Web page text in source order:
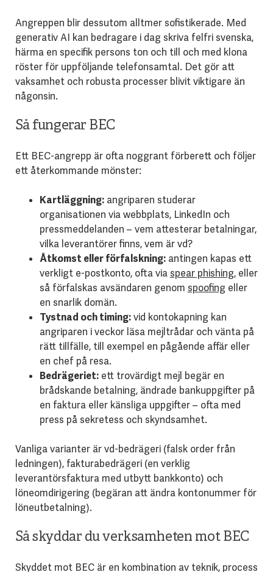
Angreppen blir dessutom alltmer sofistikerade. Med
generativ AI kan bedragare i dag skriva felfri svenska,
härma en specifik persons ton och till och med klona
röster för uppföljande telefonsamtal. Det gör att
vaksamhet och robusta processer blivit viktigare än
någonsin.
Så fungerar BEC
Ett BEC-angrepp är ofta noggrant förberett och följer
ett återkommande mönster:
Kartläggning:angriparen studerar
organisationen via webbplats, LinkedIn och
pressmeddelanden – vem attesterar betalningar,
vilka leverantörer finns, vem är vd?
Åtkomst eller förfalskning:antingen kapas ett
verkligt e-postkonto, ofta viaspear phishing, eller
så förfalskas avsändaren genom spoofing eller
en snarlik domän.
Tystnad och timing:vid kontokapning kan
angriparen i veckor läsa mejltrådar och vänta på
rätt tillfälle, till exempel en pågående affär eller
en chef på resa.
Bedrägeriet:ett trovärdigt mejl begär en
brådskande betalning, ändrade bankuppgifter på
en faktura eller känsliga uppgifter – ofta med
press på sekretess och skyndsamhet.
Vanliga varianter är vd-bedrägeri (falsk order från
ledningen), fakturabedrägeri (en verklig
leverantörsfaktura med utbytt bankkonto) och
löneomdirigering (begäran att ändra kontonummer för
löneutbetalning).
Så skyddar du verksamheten mot BEC
Skyddet mot BEC är en kombination av teknik, process